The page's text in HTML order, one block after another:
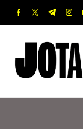
Saltar
contenido
facebook.com
twitter.com
t.me
o
t
revista
de
Informada